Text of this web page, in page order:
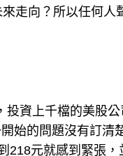
走向？所以任何
資上千檔的美股
始的問題沒有訂清
元就感到緊張，